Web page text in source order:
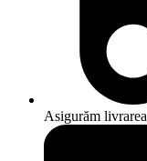
Asigurăm livrarea